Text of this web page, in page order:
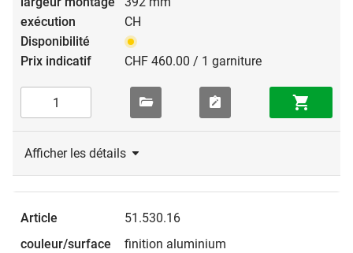
CH
CHF 460.00 / 1 garniture
Afficher les détails
51.530.16
finition aluminium